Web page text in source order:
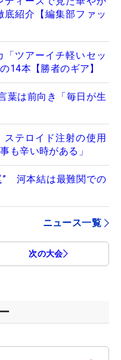
紹介【編集部ファッ
ツアーイチ軽いセッ
14本【勝者のギア】
葉は前向き「毎日が生
テロイド注射の使用
も辛い時がある」
” 河本結は最難関での
ニュース一覧
次の大会